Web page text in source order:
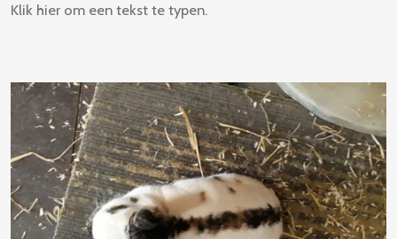
Klik hier om een tekst te typen.